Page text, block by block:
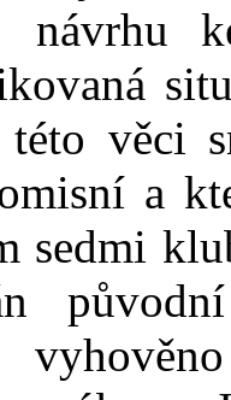
návrhu
věci
a
sedmi